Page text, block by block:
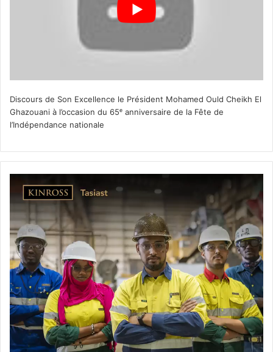
Discours de Son Excellence le Président Mohamed Ould Cheikh El
Ghazouani à l’occasion du 65ᵉ anniversaire de la Fête de
l’Indépendance nationale